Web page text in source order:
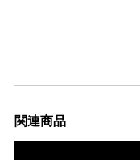
関連商品